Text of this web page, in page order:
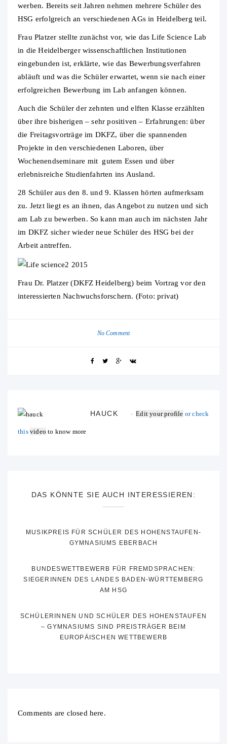
werben. Bereits seit Jahren nehmen mehrere Schüler des
HSG erfolgreich an verschiedenen AGs in Heidelberg teil.
Frau Platzer stellte zunächst vor, wie das Life Science Lab
in die Heidelberger wissenschaftlichen Institutionen
eingebunden ist, erklärte, wie das Bewerbungsverfahren
abläuft und was die Schüler erwartet, wenn sie nach einer
erfolgreichen Bewerbung im Lab anfangen können.
Auch die Schüler der zehnten und elften Klasse erzählten
über ihre bisherigen – sehr positiven – Erfahrungen: über
die Freitagsvorträge im DKFZ, über die spannenden
Projekte in den verschiedenen Laboren, über
Wochenendseminare mit gutem Essen und über
erlebnisreiche Studienfahrten ins Ausland.
28 Schüler aus den 8. und 9. Klassen hörten aufmerksam
zu. Jetzt liegt es an ihnen, das Angebot zu nutzen und sich
am Lab zu bewerben. So kann man auch im nächsten Jahr
im DKFZ sicher wieder neue Schüler des HSG bei der
Arbeit antreffen.
Frau Dr. Platzer (DKFZ Heidelberg) beim Vortrag vor den
interessierten Nachwuchsforschern. (Foto: privat)
No Comment
HAUCK Edit your profile or check
this video to know more
DAS KÖNNTE SIE AUCH INTERESSIEREN:
MUSIKPREIS FÜR SCHÜLER DES HOHENSTAUFEN-
GYMNASIUMS EBERBACH
BUNDESWETTBEWERB FÜR FREMDSPRACHEN:
SIEGERINNEN DES LANDES BADEN-WÜRTTEMBERG
AM HSG
SCHÜLERINNEN UND SCHÜLER DES HOHENSTAUFEN
– GYMNASIUMS SIND PREISTRÄGER BEIM
EUROPÄISCHEN WETTBEWERB
Comments are closed here.